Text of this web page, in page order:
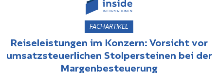
FACHARTIKEL
Reiseleistungen im Konzern: Vorsicht vor
umsatzsteuerlichen Stolpersteinen bei der
Margenbesteuerung